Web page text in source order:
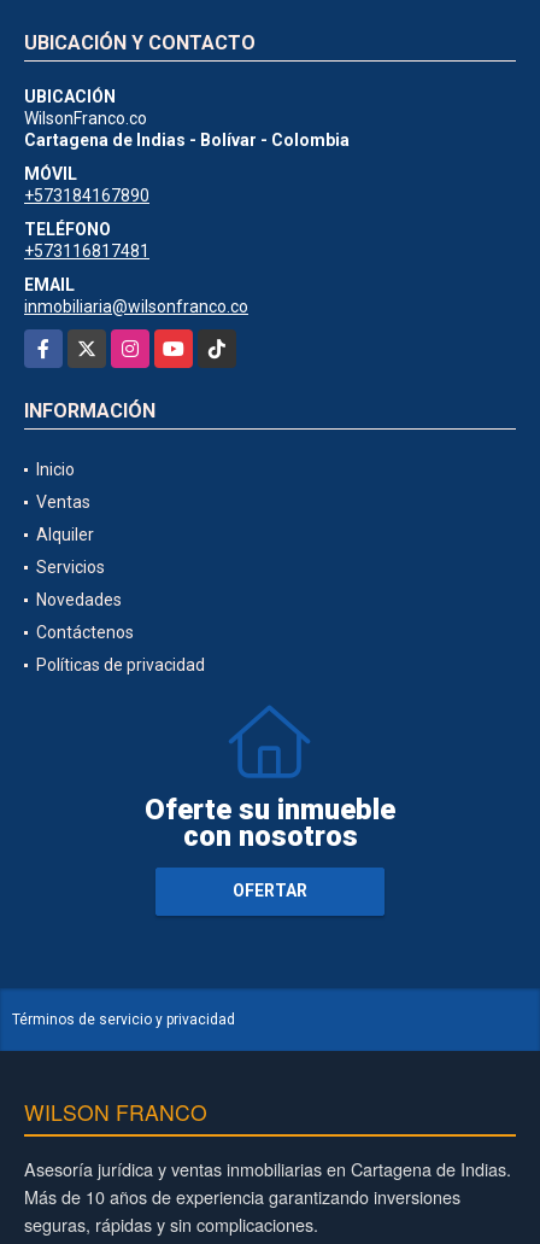
UBICACIÓN Y CONTACTO
UBICACIÓN
WilsonFranco.co
Cartagena de Indias - Bolívar - Colombia
MÓVIL
+573184167890
TELÉFONO
+573116817481
EMAIL
inmobiliaria@wilsonfranco.co
Facebook
InstagramYouTubeTikTok
INFORMACIÓN
Inicio
Ventas
Alquiler
Servicios
Novedades
Contáctenos
Políticas de privacidad
Oferte su inmueble
con nosotros
OFERTAR
Términos de servicio y privacidad
WILSON FRANCO
Asesoría jurídica y ventas inmobiliarias en Cartagena de Indias.
Más de 10 años de experiencia garantizando inversiones
seguras, rápidas y sin complicaciones.